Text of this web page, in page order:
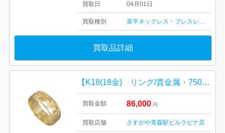
買取日 04月01日
買取種別 喜平ネックレス・ブレスレット
買取品詳細
【K18(18金) リング/貴金属・750・ゴールド・アクセサリー・メンズ・レディース】
買取金額 86,000 円
買取店舗 さすがや青森駅ビルラビナ店